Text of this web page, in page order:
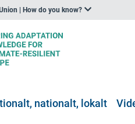
| How do you know?
nationalt, lokalt